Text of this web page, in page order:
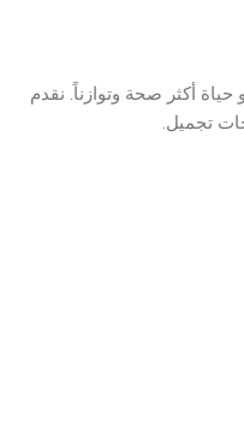
أكثر صحة وتوازناً. نقدم
تجميل.